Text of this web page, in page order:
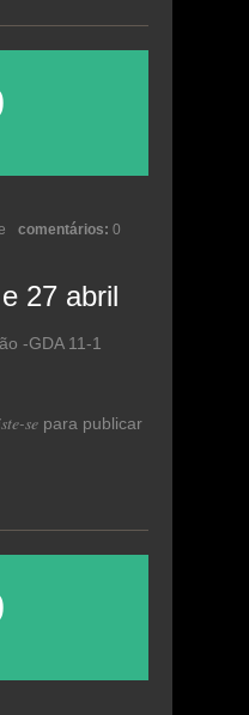
comentários: 0
27 abril
-GDA 11-1
se para publicar